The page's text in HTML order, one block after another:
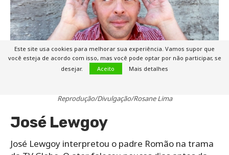
Reprodução/Divulgação/Rosane Lima
José Lewgoy
José Lewgoy interpretou o padre Romão na trama
Este site usa cookies para melhorar sua experiência. Vamos supor que
você esteja de acordo com isso, mas você pode optar por não participar, se
desejar.
Aceito Mais detalhes